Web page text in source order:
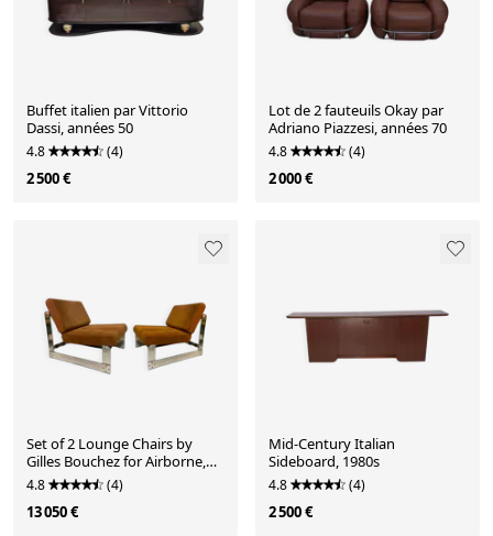
Buffet italien par Vittorio
Dassi, années 50
4.8 (4)
2 500 €
Lot de 2 fauteuils Okay par
Adriano Piazzesi, années 70
4.8 (4)
2 000 €
Set of 2 Lounge Chairs by
Gilles Bouchez for Airborne,
1972
4.8 (4)
13 050 €
Mid-Century Italian
Sideboard, 1980s
4.8 (4)
2 500 €